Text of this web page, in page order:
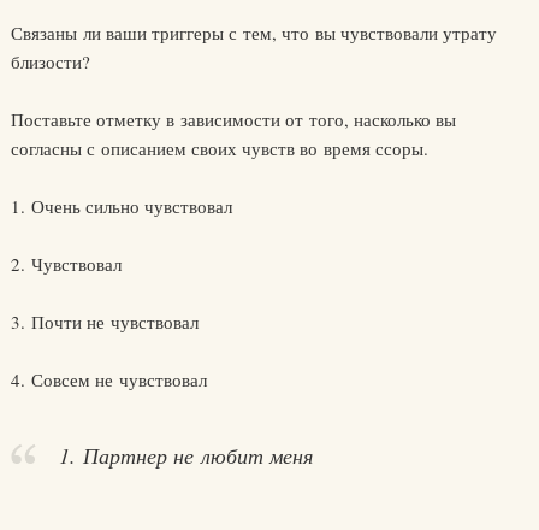
Связаны ли ваши триггеры с тем, что вы чувствовали утрату
близости?
Поставьте отметку в зависимости от того, насколько вы
согласны с описанием своих чувств во время ссоры.
1. Очень сильно чувствовал
2. Чувствовал
3. Почти не чувствовал
4. Совсем не чувствовал
1. Партнер не любит меня